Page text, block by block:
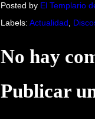
Posted by El Templario
Labels: Actualidad
No hay
Publicar